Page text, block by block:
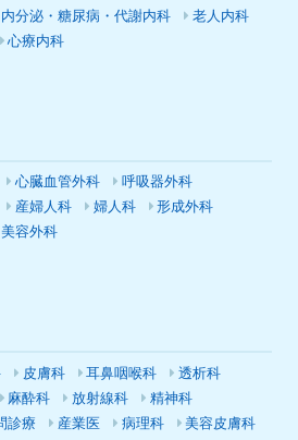
内分泌・糖尿病・代謝内科
老人内科
心療内科
心臓血管外科
呼吸器外科
産婦人科 婦人科
形成外科
美容外科
皮膚科 耳鼻咽喉科
透析科
麻酔科 放射線科
精神科
診療 産業医 病理科
美容皮膚科